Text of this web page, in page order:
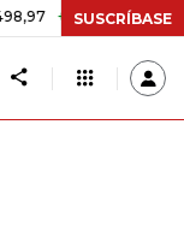
+$ 8.753,81 +2,19%
SUSCRÍBASE